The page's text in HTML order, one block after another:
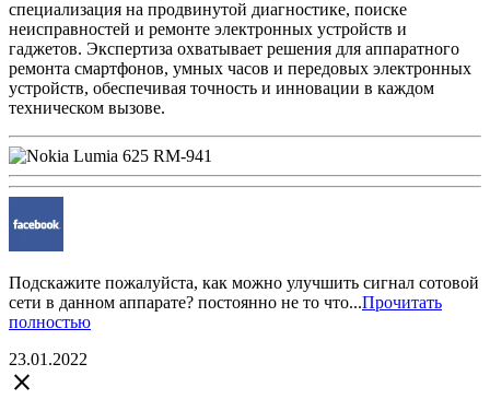
специализация на продвинутой диагностике, поиске
неисправностей и ремонте электронных устройств и
гаджетов. Экспертиза охватывает решения для аппаратного
ремонта смартфонов, умных часов и передовых электронных
устройств, обеспечивая точность и инновации в каждом
техническом вызове.
Подскажите пожалуйста, как можно улучшить сигнал сотовой
сети в данном аппарате? постоянно не то что...Прочитать
полностью
23.01.2022
close